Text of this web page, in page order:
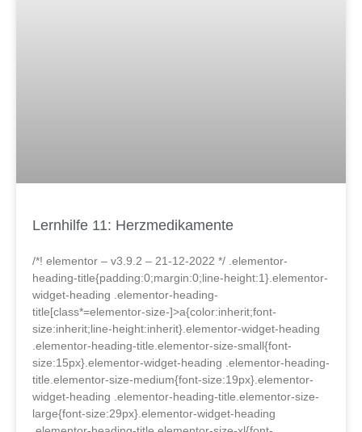
Lernhilfe 11: Herzmedikamente
/*! elementor – v3.9.2 – 21-12-2022 */ .elementor-
heading-title{padding:0;margin:0;line-height:1}.elementor-
widget-heading .elementor-heading-
title[class*=elementor-size-]>a{color:inherit;font-
size:inherit;line-height:inherit}.elementor-widget-heading
.elementor-heading-title.elementor-size-small{font-
size:15px}.elementor-widget-heading .elementor-heading-
title.elementor-size-medium{font-size:19px}.elementor-
widget-heading .elementor-heading-title.elementor-size-
large{font-size:29px}.elementor-widget-heading